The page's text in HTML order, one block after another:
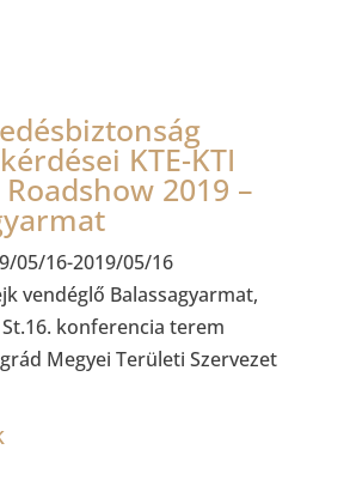
KTE-KTI
2019 –
05/16-2019/05/16
vendéglő Balassagyarmat,
konferencia terem
Megyei Területi Szervezet